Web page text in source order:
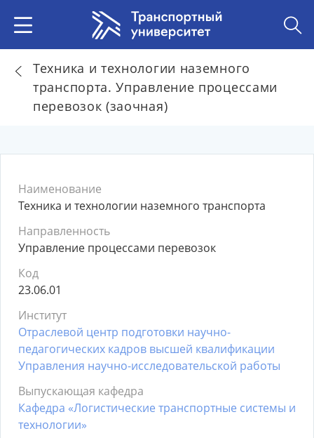
Техника и технологии наземного
транспорта. Управление процессами
перевозок (заочная)
Наименование
Техника и технологии наземного транспорта
Направленность
Управление процессами перевозок
Код
23.06.01
Институт
Отраслевой центр подготовки научно-
педагогических кадров высшей квалификации
Управления научно-исследовательской работы
Выпускающая кафедра
Кафедра «Логистические транспортные системы и
технологии»